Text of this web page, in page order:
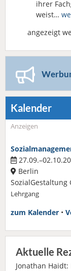
ihrer
weist…
angezeigt
Kalender
Anzeigen
Berlin
SozialGestaltung
Lehrgang
zum Kalender •
Aktuelle
Jonathan Haidt: